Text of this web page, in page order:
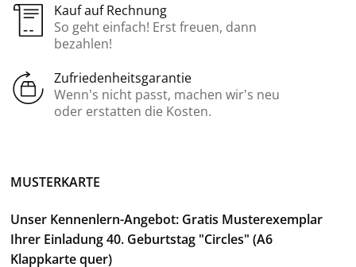
Kauf auf Rechnung
So geht einfach! Erst freuen, dann
bezahlen!
Zufriedenheitsgarantie
Wenn’s nicht passt, machen wir’s neu
oder erstatten die Kosten.
MUSTERKARTE
Unser Kennenlern-Angebot: Gratis Musterexemplar
Ihrer Einladung 40. Geburtstag "Circles" (A6
Klappkarte quer)